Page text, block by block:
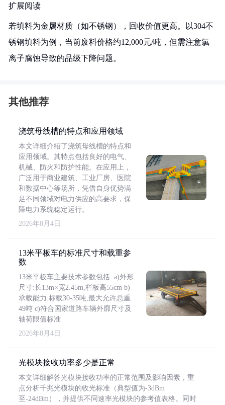
扩展阅读
若填料为金属材质（如不锈钢），回收价值更高。以304不
锈钢填料为例，当前废料价格约12,000元/吨，但需注意氯
离子腐蚀导致的品级下降问题。
其他推荐
浇筑母线槽的特点和应用领域
本文详细介绍了浇筑母线槽的特点和
应用领域。其特点包括良好的电气、
机械、防火和防护性能。在应用上，
广泛用于商业建筑、工业厂房、医院
和数据中心等场所，凭借自身优势满
足不同领域对电力供应的高要求，保
障电力系统稳定运行。
2026年8月4日
13米平板车的标准尺寸和载重参
数
13米平板车主要技术参数包括: a)外形
尺寸:长13m×宽2.45m,栏板高55cm b)
承载能力:标载30-35吨,最大允许总重
49吨 c)符合国家道路车辆外廓尺寸及
轴荷限值标准
2026年8月4日
光模块接收功率多少是正常
本文详细解答光模块接收功率的正常范围及影响因素，重
点分析千兆光模块的收光标准（典型值为-3dBm
至-24dBm），并提供不同速率光模块的参考值表格。同时